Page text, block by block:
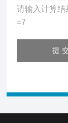
请输入计算结
=7